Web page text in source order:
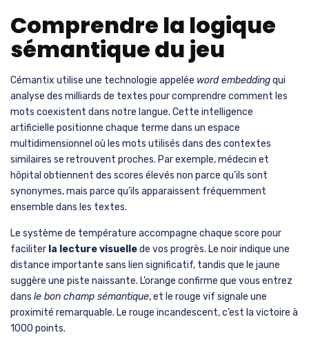
évaluée selon sarelation de sensavec le mot secret.
L’algorithme d’intelligence artificielle attribue un score entre 1 et
1000, créant un véritable parcours d’exploration linguistique.
du jeu et adopterdes stratégies méthodiquesqui
transforment chaque tentative en information précieuse.